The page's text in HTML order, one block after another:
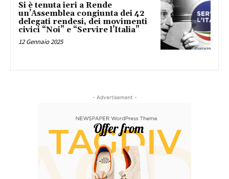
Si è tenuta ieri a Rende
un’Assemblea congiunta dei 42
delegati rendesi, dei movimenti
civici “Noi” e “Servire l’Italia”
12 Gennaio 2025
- Advertisement -